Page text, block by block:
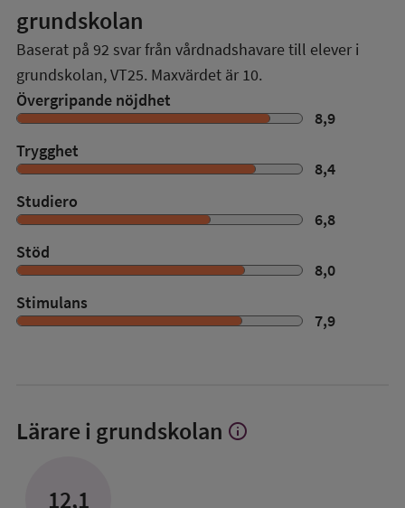
grundskolan
Baserat på 92 svar från vårdnadshavare till elever i
grundskolan,VT25. Maxvärdet är 10.
Övergripande nöjdhet
8,9
Trygghet
8,4
Studiero
6,8
Stöd
8,0
Stimulans
7,9
Lärare i grundskolan Visa
info
12,1